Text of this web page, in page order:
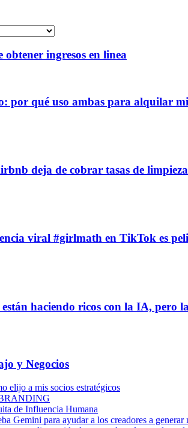
obtener ingresos en linea
por qué uso ambas para alquilar
deja de cobrar tasas de
viral #girlmath en TikTok es
están haciendo ricos con la IA, pero
y Negocios
elijo a mis socios estratégicos
de Influencia Humana
Gemini para ayudar a los creadores a generar